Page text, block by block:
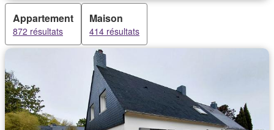
Appartement
872 résultats
Maison
414 résultats